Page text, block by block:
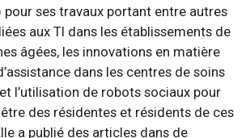
pour ses travaux portant entre autres
aux TI dans les établissements de
âgées, les innovations en matière
dans les centres de soins
l’utilisation de robots sociaux pour
des résidentes et résidents de ces
a publié des articles dans de